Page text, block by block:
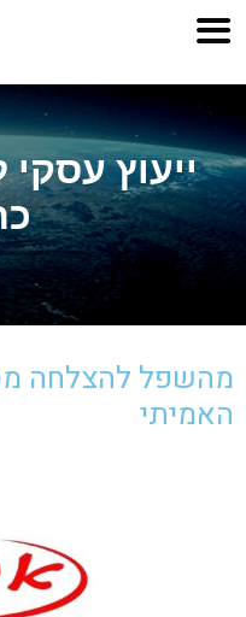
ייעוץ
מהשפל להצלחה
האמיתי